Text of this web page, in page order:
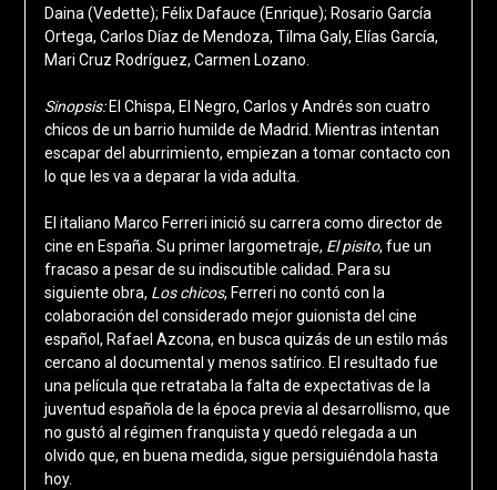
Daina (Vedette); Félix Dafauce (Enrique); Rosario García
Ortega, Carlos Díaz de Mendoza, Tilma Galy, Elías García,
Mari Cruz Rodríguez, Carmen Lozano.
Sinopsis: El Chispa, El Negro, Carlos y Andrés son cuatro
chicos de un barrio humilde de Madrid. Mientras intentan
escapar del aburrimiento, empiezan a tomar contacto con
lo que les va a deparar la vida adulta.
El italiano Marco Ferreri inició su carrera como director de
cine en España. Su primer largometraje, El pisito, fue un
fracaso a pesar de su indiscutible calidad. Para su
siguiente obra, Los chicos, Ferreri no contó con la
colaboración del considerado mejor guionista del cine
español, Rafael Azcona, en busca quizás de un estilo más
cercano al documental y menos satírico. El resultado fue
una película que retrataba la falta de expectativas de la
juventud española de la época previa al desarrollismo, que
no gustó al régimen franquista y quedó relegada a un
olvido que, en buena medida, sigue persiguiéndola hasta
hoy.